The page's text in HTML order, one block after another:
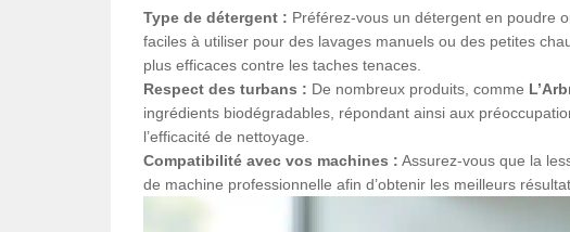
Type de détergent : Préférez-vous un détergent en poudre
faciles à utiliser pour des lavages manuels ou des petites
plus efficaces contre les taches tenaces.
Respect des turbans : De nombreux produits, comme
ingrédients biodégradables, répondant ainsi aux
l’efficacité de nettoyage.
Compatibilité avec vos machines : Assurez-vous que la
de machine professionnelle afin d’obtenir les meilleurs